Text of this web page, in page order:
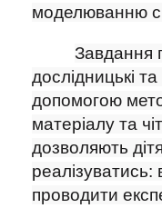
моделюванню
Завдання
дослідницькі
допомогою
матеріалу та
дозволяють
реалізуватись:
проводити